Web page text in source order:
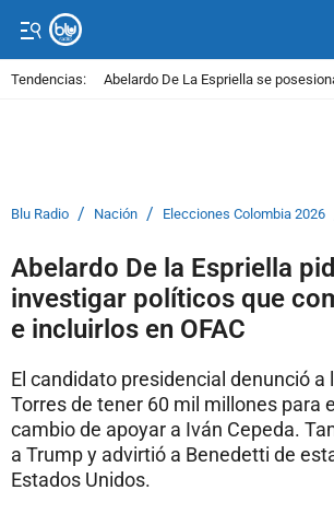
Tendencias: Abelardo De La Espriella se
Blu Radio / Nación / Elecciones Colombia 2026
Abelardo De la Espriella
investigar políticos que
e incluirlos en OFAC
El candidato presidencial denunció a
Torres de tener 60 mil millones para
cambio de apoyar a Iván Cepeda.
a Trump y advirtió a Benedetti de
Estados Unidos.